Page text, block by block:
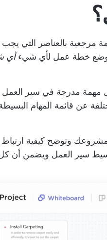
مرجعية بالعناصر التي
وضع خطة عمل لأي شيءأي
مهمة مدرجة في سير
عن قائمة المهام البسيطة
وتوضح كيفية
سير العمل ويضمن أن